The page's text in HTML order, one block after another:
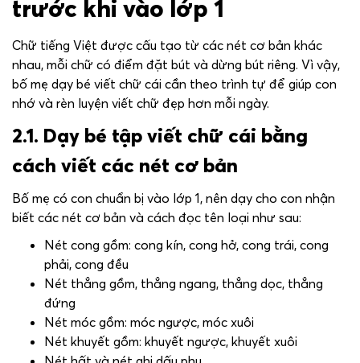
trước khi vào lớp 1
Chữ tiếng Việt được cấu tạo từ các nét cơ bản khác
nhau, mỗi chữ có điểm đặt bút và dừng bút riêng. Vì vậy,
bố mẹ dạy bé viết chữ cái cần theo trình tự để giúp con
nhớ và rèn luyện viết chữ đẹp hơn mỗi ngày.
2.1. Dạy bé tập viết chữ cái bằng
cách viết các nét cơ bản
Bố mẹ có con chuẩn bị vào lớp 1, nên dạy cho con nhận
biết các nét cơ bản và cách đọc tên loại như sau:
Nét cong gồm: cong kín, cong hở, cong trái, cong
phải, cong đều
Nét thẳng gồm, thẳng ngang, thẳng dọc, thẳng
đứng
Nét móc gồm: móc ngược, móc xuôi
Nét khuyết gồm: khuyết ngược, khuyết xuôi